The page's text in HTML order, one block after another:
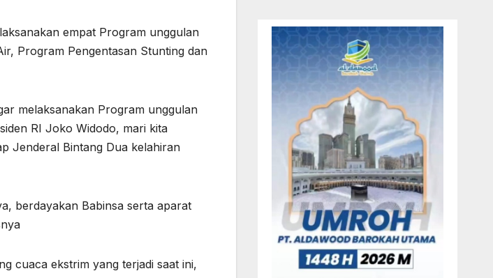
empat Program unggulan
Program Pengentasan Stunting dan
melaksanakan Program unggulan
RI Joko Widodo, mari kita
Jenderal Bintang Dua kelahiran
berdayakan Babinsa serta aparat
cuaca ekstrim yang terjadi saat ini,